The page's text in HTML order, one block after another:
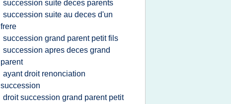
succession suite deces parents
succession suite au deces d'un
frere
succession grand parent petit fils
succession apres deces grand
parent
ayant droit renonciation
succession
droit succession grand parent petit